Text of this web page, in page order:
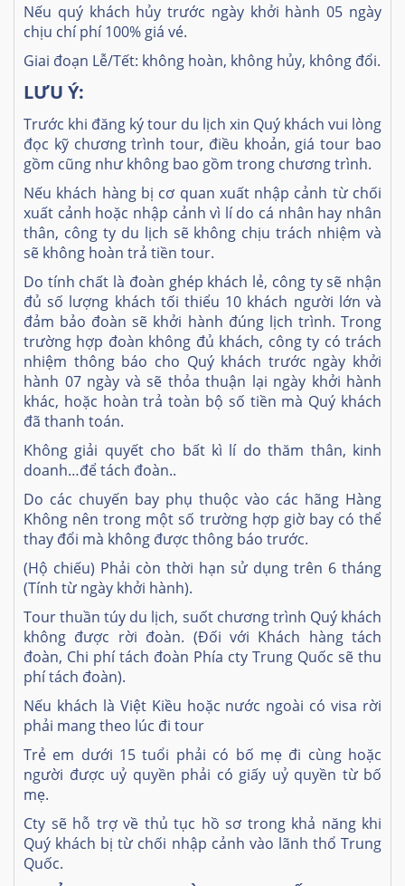
Nếu quý khách hủy trước ngày khởi hành 05 ngày
chịu chí phí 100% giá vé.
Giai đoạn Lễ/Tết: không hoàn, không hủy, không đổi.
LƯU Ý:
Trước khi đăng ký tour du lịch xin Quý khách vui lòng
đọc kỹ chương trình tour, điều khoản, giá tour bao
gồm cũng như không bao gồm trong chương trình.
Nếu khách hàng bị cơ quan xuất nhập cảnh từ chối
xuất cảnh hoặc nhập cảnh vì lí do cá nhân hay nhân
thân, công ty du lịch sẽ không chịu trách nhiệm và
sẽ không hoàn trả tiền tour.
Do tính chất là đoàn ghép khách lẻ, công ty sẽ nhận
đủ số lượng khách tối thiểu 10 khách người lớn và
đảm bảo đoàn sẽ khởi hành đúng lịch trình. Trong
trường hợp đoàn không đủ khách, công ty có trách
nhiệm thông báo cho Quý khách trước ngày khởi
hành 07 ngày và sẽ thỏa thuận lại ngày khởi hành
khác, hoặc hoàn trả toàn bộ số tiền mà Quý khách
đã thanh toán.
Không giải quyết cho bất kì lí do thăm thân, kinh
doanh…để tách đoàn..
Do các chuyến bay phụ thuộc vào các hãng Hàng
Không nên trong một số trường hợp giờ bay có thể
thay đổi mà không được thông báo trước.
(Hộ chiếu) Phải còn thời hạn sử dụng trên 6 tháng
(Tính từ ngày khởi hành).
Tour thuần túy du lịch, suốt chương trình Quý khách
không được rời đoàn. (Đối với Khách hàng tách
đoàn, Chi phí tách đoàn Phía cty Trung Quốc sẽ thu
phí tách đoàn).
Nếu khách là Việt Kiều hoặc nước ngoài có visa rời
phải mang theo lúc đi tour
Trẻ em dưới 15 tuổi phải có bố mẹ đi cùng hoặc
người được uỷ quyền phải có giấy uỷ quyền từ bố
mẹ.
Cty sẽ hỗ trợ về thủ tục hồ sơ trong khả năng khi
Quý khách bị từ chối nhập cảnh vào lãnh thổ Trung
Quốc.